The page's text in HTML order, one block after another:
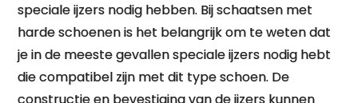
speciale ijzers nodig hebben. Bij schaatsen met
harde schoenen is het belangrijk om te weten dat
je in de meeste gevallen speciale ijzers nodig hebt
die compatibel zijn met dit type schoen. De